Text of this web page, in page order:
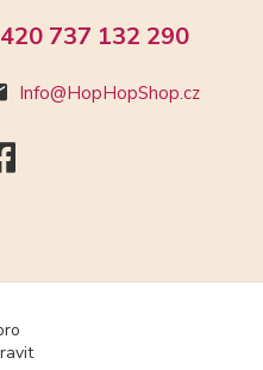
737 132 290
Info@HopHopShop.cz